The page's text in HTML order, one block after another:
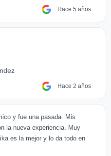
Hace 5 años
Hace 2 años
y fue una pasada. Mis
la nueva experiencia. Muy
es la mejor y lo da todo en